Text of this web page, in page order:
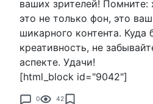
ваших зрителей!
это не только фон, это
шикарного контента. Куда
креативность, не
аспекте. Удачи!
[html_block id="9042"]
0 42